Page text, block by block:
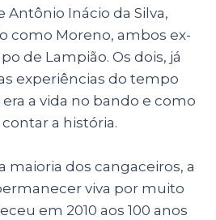
Antônio Inácio da Silva,
como Moreno, ambos ex-
de Lampião. Os dois, já
experiências do tempo
a vida no bando e como
a história.
dos cangaceiros, a
viva por muito
em 2010 aos 100 anos